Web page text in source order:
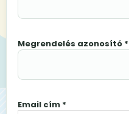
Megrendelés azonosító *
Email cím *